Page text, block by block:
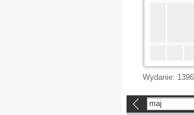
Wydanie: 1396
maj